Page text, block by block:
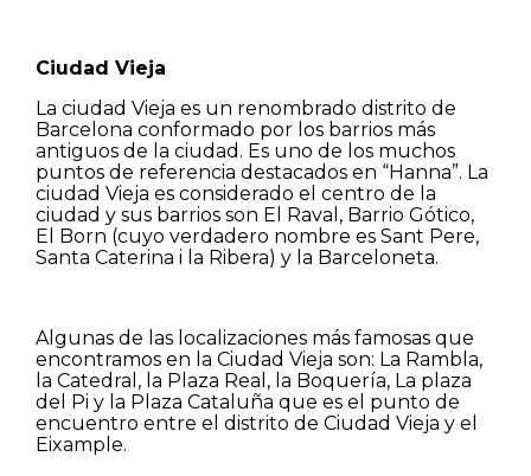
Ciudad Vieja
La ciudad Vieja es un renombrado distrito de
Barcelona conformado por los barrios más
antiguos de la ciudad. Es uno de los muchos
puntos de referencia destacados en “Hanna”. La
ciudad Vieja es considerado el centro de la
ciudad y sus barrios son El Raval, Barrio Gótico,
El Born (cuyo verdadero nombre es Sant Pere,
Santa Caterina i la Ribera) y la Barceloneta.
Algunas de las localizaciones más famosas que
encontramos en la Ciudad Vieja son: La Rambla,
la Catedral, la Plaza Real, la Boquería, La plaza
del Pi y la Plaza Cataluña que es el punto de
encuentro entre el distrito de Ciudad Vieja y el
Eixample.